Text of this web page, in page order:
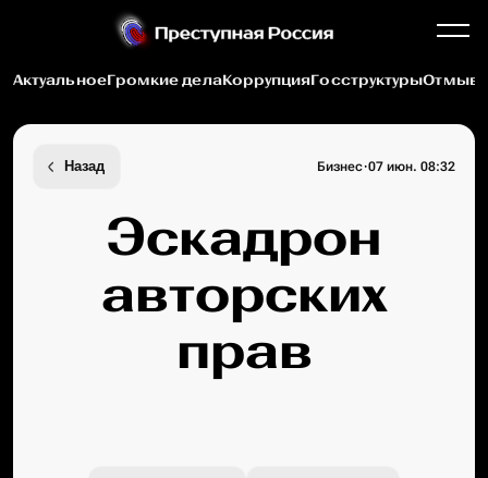
АктуальноеГромкие делаКоррупцияГосструктуры
Назад Бизнес·07 июн. 08:32
Эскадрон
авторских
прав